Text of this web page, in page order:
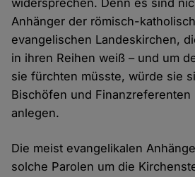
widersprechen. Denn es sind
Anhänger der römisch-
evangelischen Landeskirchen,
in ihren Reihen weiß – und um
sie fürchten müsste, würde sie
Bischöfen und Finanzreferenten
anlegen.
Die meist evangelikalen
solche Parolen um die